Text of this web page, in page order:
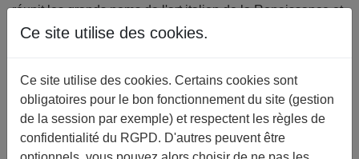
réunit les grands noms de l'art italien de la Renaissance et
de l'art baroque (Raphaël, Titien,Caravage, le Bernin).
Détail
Thème
Arts
Ce site utilise des cookies.
Ce site utilise des cookies. Certains cookies sont
obligatoires pour le bon fonctionnement du site (gestion
de la session par exemple) et respectent les règles de
confidentialité du RGPD. D'autres peuvent être